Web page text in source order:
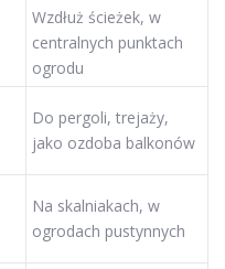
Wzdłuż ścieżek, w
centralnych punktach
ogrodu
Do pergoli, trejaży,
jako ozdoba balkonów
Na skalniakach, w
ogrodach pustynnych